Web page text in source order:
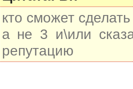
кто сможет
а не 3 и\или
репутацию